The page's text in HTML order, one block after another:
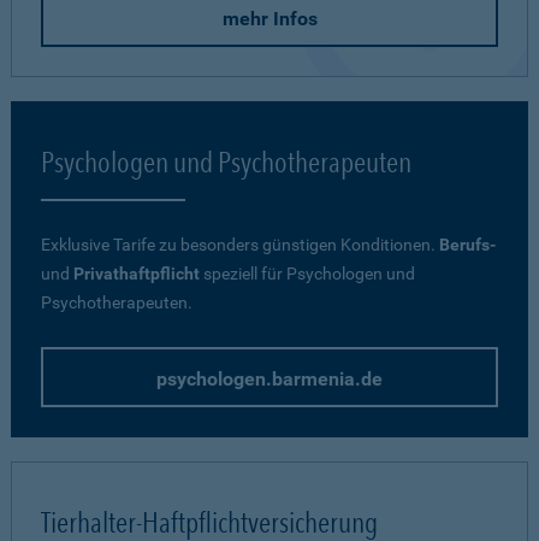
mehr Infos
Psychologen und Psychotherapeuten
Exklusive Tarife zu besonders günstigen Konditionen. Berufs-
und Privathaftpflicht speziell für Psychologen und
Psychotherapeuten.
psychologen.barmenia.de
Tierhalter-Haftpflichtversicherung